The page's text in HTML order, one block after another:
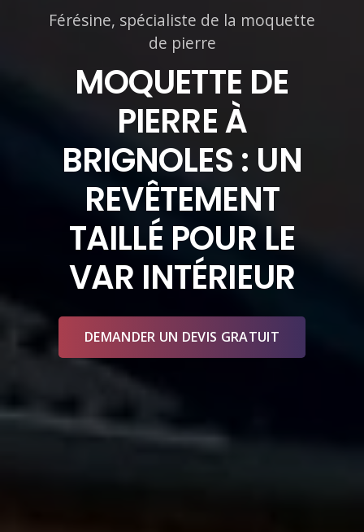
Férésine, spécialiste de la moquette
de pierre
MOQUETTE DE
PIERRE À
BRIGNOLES : UN
REVÊTEMENT
TAILLÉ POUR LE
VAR INTÉRIEUR
DEMANDER UN DEVIS GRATUIT